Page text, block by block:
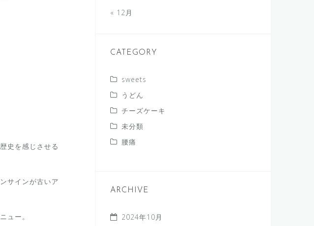
史を感じさせる
サインが古いア
ュー。
« 12月
CATEGORY
sweets
うどん
チーズケーキ
未分類
腰痛
ARCHIVE
2024年10月